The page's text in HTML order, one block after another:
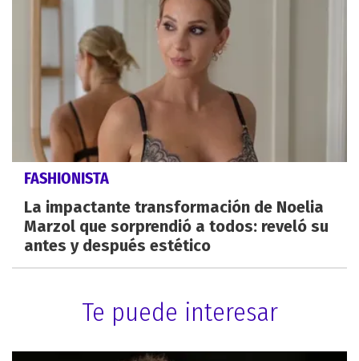
FASHIONISTA
La impactante transformación de Noelia
Marzol que sorprendió a todos: reveló su
antes y después estético
Te puede interesar